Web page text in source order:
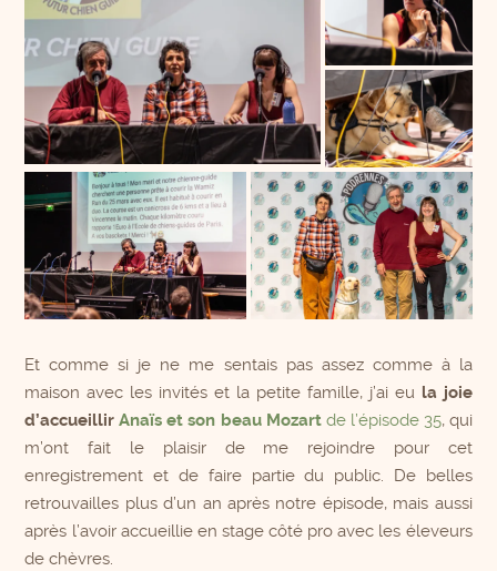
Et comme si je ne me sentais pas assez comme à la
maison avec les invités et la petite famille, j’ai eu la joie
d’accueillirAnaïs et son beau Mozartde l’épisode 35, qui
m’ont fait le plaisir de me rejoindre pour cet
enregistrement et de faire partie du public. De belles
retrouvailles plus d’un an après notre épisode, mais aussi
après l’avoir accueillie en stage côté pro avec les éleveurs
de chèvres.